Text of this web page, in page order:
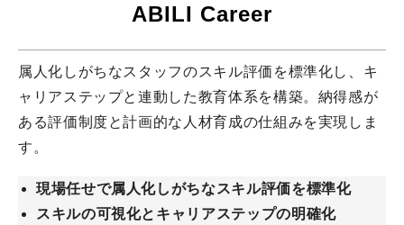
ABILI Career
属人化しがちなスタッフのスキル評価を標準化し、キ
ャリアステップと連動した教育体系を構築。納得感が
ある評価制度と計画的な人材育成の仕組みを実現しま
す。
現場任せで属人化しがちなスキル評価を標準化
スキルの可視化とキャリアステップの明確化